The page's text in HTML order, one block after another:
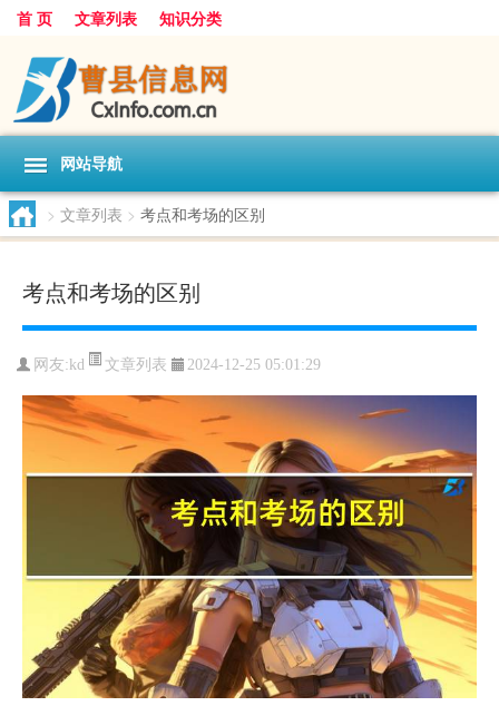
首 页 文章列表 知识分类
网站导航
> 文章列表 > 考点和考场的区别
考点和考场的区别
网友: kd 文章列表 2024-12-25 05:01:29